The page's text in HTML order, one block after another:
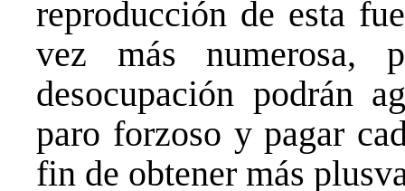
reproducción de esta
vez más numerosa,
desocupación podrán
paro forzoso y pagar
fin de obtener más